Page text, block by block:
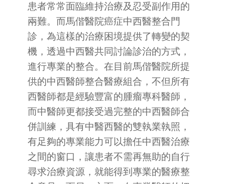
患者常常面臨維持治療及忍受副作用的
兩難。而馬偕醫院癌症中西醫整合門
診，為這樣的治療困境提供了轉變的契
機，透過中西醫共同討論診治的方式，
進行專業的整合。在目前馬偕醫院所提
供的中西醫師整合醫療組合，不但所有
西醫師都是經驗豐富的腫瘤專科醫師，
而中醫師更都接受過完整的中西醫師合
併訓練，具有中醫西醫的雙執業執照，
有足夠的專業能力可以擔任中西醫治療
之間的窗口，讓患者不需再無助的自行
尋求治療資源，就能得到專業的醫療整